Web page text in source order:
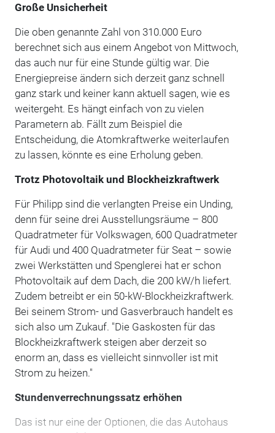
Große Unsicherheit
Die oben genannte Zahl von 310.000 Euro
berechnet sich aus einem Angebot von Mittwoch,
das auch nur für eine Stunde gültig war. Die
Energiepreise ändern sich derzeit ganz schnell
ganz stark und keiner kann aktuell sagen, wie es
weitergeht. Es hängt einfach von zu vielen
Parametern ab. Fällt zum Beispiel die
Entscheidung, die Atomkraftwerke weiterlaufen
zu lassen, könnte es eine Erholung geben.
Trotz Photovoltaik und Blockheizkraftwerk
Für Philipp sind die verlangten Preise ein Unding,
denn für seine drei Ausstellungsräume – 800
Quadratmeter für Volkswagen, 600 Quadratmeter
für Audi und 400 Quadratmeter für Seat – sowie
zwei Werkstätten und Spenglerei hat er schon
Photovoltaik auf dem Dach, die 200 kW/h liefert.
Zudem betreibt er ein 50-kW-Blockheizkraftwerk.
Bei seinem Strom- und Gasverbrauch handelt es
sich also um Zukauf. "Die Gaskosten für das
Blockheizkraftwerk steigen aber derzeit so
enorm an, dass es vielleicht sinnvoller ist mit
Strom zu heizen."
Stundenverrechnungssatz erhöhen
Das ist nur eine der Optionen, die das Autohaus